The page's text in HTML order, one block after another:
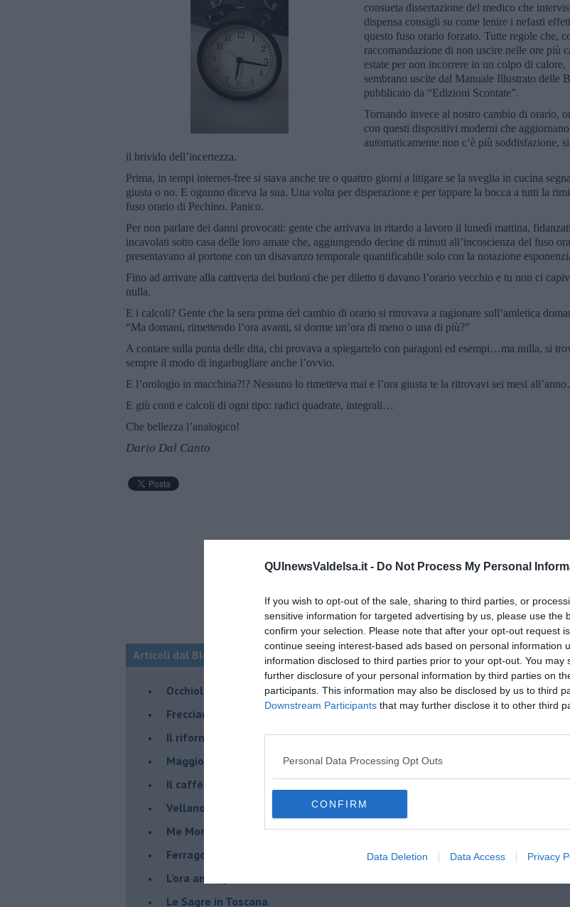
QUInewsValdelsa.it - Do Not Process My Personal
If you wish to opt-out of the sale, sharing to third parties, or
sensitive information for targeted advertising by us, please use the
confirm your selection. Please note that after your opt-out request
continue seeing interest-based ads based on personal information
information disclosed to third parties prior to your opt-out. You may
further disclosure of your personal information by third parties on
participants. This information may also be disclosed by us to third
Downstream Participants that may further disclose it to other third
Personal Data Processing Opt Outs
CONFIRM
Data Deletion Data Access Privacy
consueta dissertazione del medico che
dispensa consigli su come lenire i nefasti
questo fuso orario forzato. Tutte regole che,
raccomandazione di non uscire nelle ore più
estate per non incorrere in un colpo di calore,
sembrano uscite dal Manuale Illustrato delle
pubblicato da “Edizioni Scontate”.
Tornando invece al nostro cambio di orario,
con questi dispositivi moderni che aggiornano
automaticamente non c’è più soddisfazione,
il brivido dell’incertezza.
Prima, in tempi internet-free si stava anche tre o quattro giorni a litigare se la sveglia in cucina
giusta o no. E ognuno diceva la sua. Una volta per disperazione e per tappare la bocca a tutti la
fuso orario di Pechino. Panico.
Per non parlare dei danni provocati: gente che arrivava in ritardo a lavoro il lunedì mattina, fidanzati
incavolati sotto casa delle loro amate che, aggiungendo decine di minuti all’incoscienza del fuso
presentavano al portone con un disavanzo temporale quantificabile solo con la notazione
Fino ad arrivare alla cattiveria dei burloni che per diletto ti davano l’orario vecchio e tu non ci
nulla.
E i calcoli? Gente che la sera prima del cambio di orario si ritrovava a ragionare sull’amletica
“Ma domani, rimettendo l’ora avanti, si dorme un’ora di meno o una di più?”
A contare sulla punta delle dita, chi provava a spiegartelo con paragoni ed esempi…ma nulla, si
sempre il modo di ingarbugliare anche l’ovvio.
E l’orologio in macchina?!? Nessuno lo rimetteva mai e l’ora giusta te la ritrovavi sei mesi
E giù conti e calcoli di ogni tipo: radici quadrate, integrali…
Che bellezza l’analogico!
Dario Dal Canto
Articoli dal Blog “STORIE VISPE MA NON TROPPO DISTRATTE” di Dario Dal Canto
Occhiolino
Frecciarossa Nudità
Il rifornimento dell'ammiraglia
​Maggio è proprio un bel mese per nascere
Il caffè della moka
​Vellano
​Me More
​Ferragosto
​L’ora analogica
​Le Sagre in Toscana